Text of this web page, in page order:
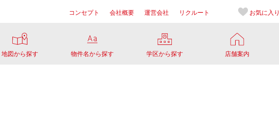
コンセプト 会社概要 運営会社 リクルート お気に入り
地図から探す 物件名から探す 学区から探す 店舗案内